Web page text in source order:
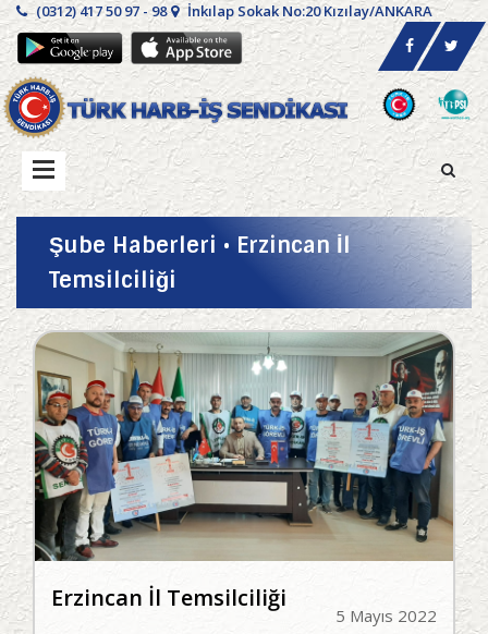
(0312) 417 50 97 - 98 İnkılap Sokak No:20 Kızılay/ANKARA
Şube Haberleri • Erzincan İl
Temsilciliği
5 Mayıs 2022
Erzincan İl Temsilciliği